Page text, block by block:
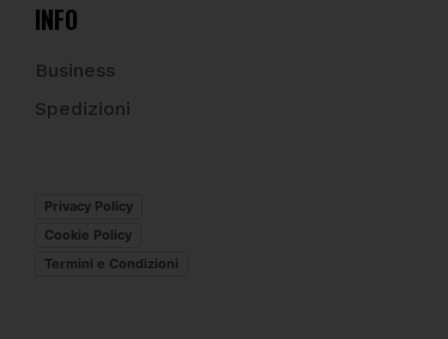
INFO
Business
Spedizioni
Privacy Policy
Cookie Policy
Termini e Condizioni